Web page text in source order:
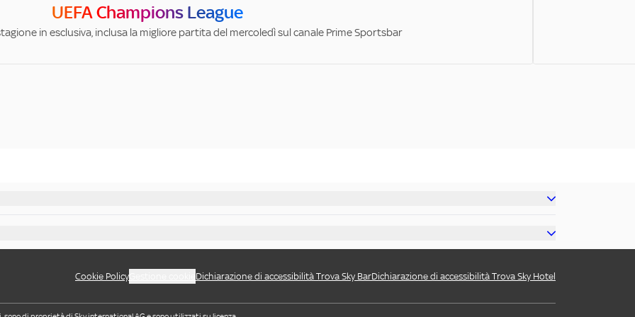
UEFA Champions League
in esclusiva, inclusa la migliore partita del mercoledì sul canale Prime Sportsbar
Cookie Policy Dichiarazione di accessibilità Trova Sky BarDichiarazione di accessibilità Trova Sky Hotel